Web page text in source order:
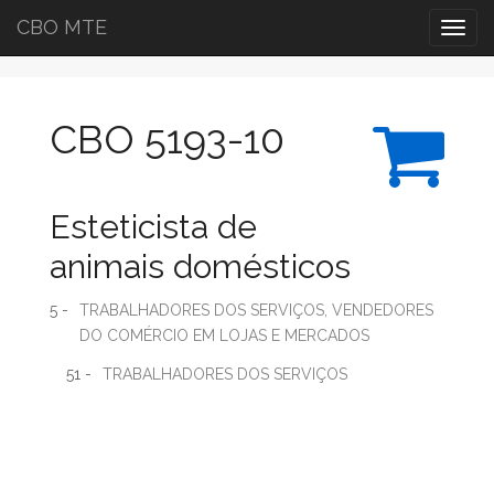
CBO MTE
CBO 5193-10
Esteticista de
animais domésticos
5 -
TRABALHADORES DOS SERVIÇOS, VENDEDORES
DO COMÉRCIO EM LOJAS E MERCADOS
51 - TRABALHADORES DOS SERVIÇOS